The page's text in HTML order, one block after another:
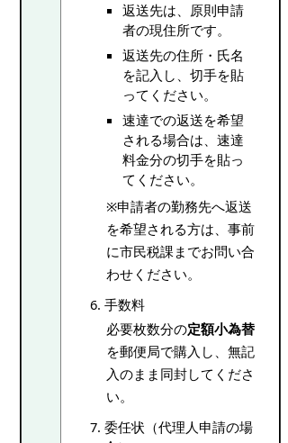
返送先は、原則申請
者の現住所です。
返送先の住所・氏名
を記入し、切手を貼
ってください。
速達での返送を希望
される場合は、速達
料金分の切手を貼っ
てください。
※申請者の勤務先へ返送
を希望される方は、事前
に市民税課までお問い合
わせください。
手数料
必要枚数分の定額小為替
を郵便局で購入し、無記
入のまま同封してくださ
い。
委任状（代理人申請の場